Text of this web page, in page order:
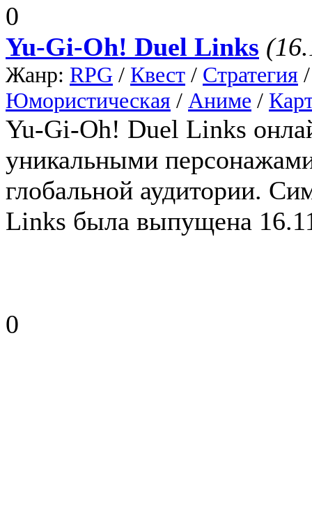
0
Yu-Gi-Oh! Duel Links
Жанр: RPG / Квест / Стратегия
Юмористическая / Аниме /
Yu-Gi-Oh! Duel Links
уникальными
глобальной аудитории.
Links была выпущена
0